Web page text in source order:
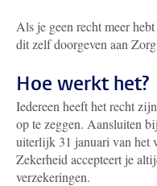
Als je geen recht meer
dit zelf doorgeven aan
Hoe werkt het?
Iedereen heeft het recht
op te zeggen. Aansluiten
uiterlijk 31 januari van het
Zekerheid accepteert je
verzekeringen.